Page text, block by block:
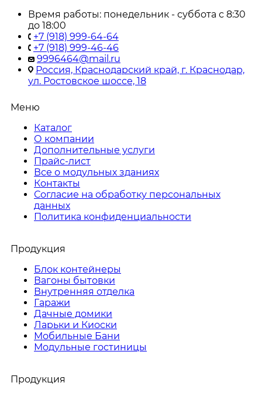
Время работы: понедельник - суббота с 8:30
до 18:00
+7 (918) 999-64-64
+7 (918) 999-46-46
9996464@mail.ru
Россия, Краснодарский край, г. Краснодар,
ул. Ростовское шоссе, 18
Меню
Каталог
О компании
Дополнительные услуги
Прайс-лист
Все о модульных зданиях
Контакты
Согласие на обработку персональных
данных
Политика конфиденциальности
Продукция
Блок контейнеры
Вагоны бытовки
Внутренняя отделка
Гаражи
Дачные домики
Ларьки и Киоски
Мобильные Бани
Модульные гостиницы
Продукция